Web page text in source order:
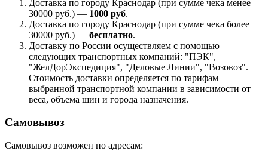
Доставка по городу Краснодар (при сумме чека менее
30000 руб.) — 1000 руб.
Доставка по городу Краснодар (при сумме чека более
30000 руб.) — бесплатно.
Доставку по России осуществляем с помощью
следующих транспортных компаний: "ПЭК",
"ЖелДорЭкспедиция", "Деловые Линии", "Возовоз".
Стоимость доставки определяется по тарифам
выбранной транспортной компании в зависимости от
веса, объема шин и города назначения.
Самовывоз
Самовывоз возможен по адресам: